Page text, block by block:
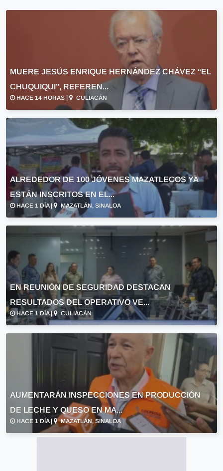
MUERE JESÚS ENRIQUE HERNÁNDEZ CHÁVEZ “EL
CHUQUIQUI”, REFEREN...
HACE 14 HORAS | CULIACÁN
ALREDEDOR DE 100 JÓVENES MAZATLECOS YA
ESTÁN INSCRITOS EN EL...
HACE 1 DÍA | MAZATLÁN, SINALOA
EN REUNIÓN DE SEGURIDAD DESTACAN
RESULTADOS DEL OPERATIVO VE...
HACE 1 DÍA | CULIACÁN
AUMENTARÁN INSPECCIONES EN PRODUCCIÓN
DE LECHE Y QUESO EN MA...
HACE 1 DÍA | MAZATLÁN, SINALOA